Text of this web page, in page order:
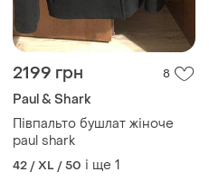
2199 грн 8
Paul & Shark
Півпальто бушлат жіноче
paul shark
42 / XL / 50 і ще 1